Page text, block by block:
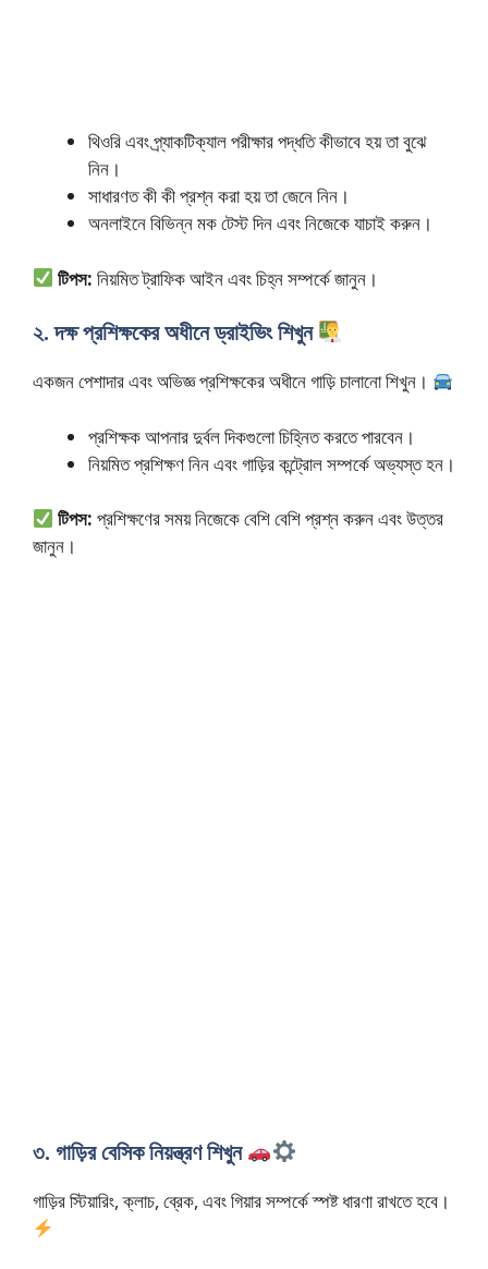
থিওরি এবং প্র্যাকটিক্যাল পরীক্ষার পদ্ধতি কীভাবে হয় তা বুঝে
নিন।
সাধারণত কী কী প্রশ্ন করা হয় তা জেনে নিন।
অনলাইনে বিভিন্ন মক টেস্ট দিন এবং নিজেকে যাচাই করুন।
টিপস: নিয়মিত ট্রাফিক আইন এবং চিহ্ন সম্পর্কে জানুন।
২. দক্ষ প্রশিক্ষকের অধীনে ড্রাইভিং শিখুন
একজন পেশাদার এবং অভিজ্ঞ প্রশিক্ষকের অধীনে গাড়ি চালানো শিখুন।
প্রশিক্ষক আপনার দুর্বল দিকগুলো চিহ্নিত করতে পারবেন।
নিয়মিত প্রশিক্ষণ নিন এবং গাড়ির কন্ট্রোল সম্পর্কে অভ্যস্ত হন।
টিপস: প্রশিক্ষণের সময় নিজেকে বেশি বেশি প্রশ্ন করুন এবং উত্তর
জানুন।
৩. গাড়ির বেসিক নিয়ন্ত্রণ শিখুন
গাড়ির স্টিয়ারিং, ক্লাচ, ব্রেক, এবং গিয়ার সম্পর্কে স্পষ্ট ধারণা রাখতে হবে।